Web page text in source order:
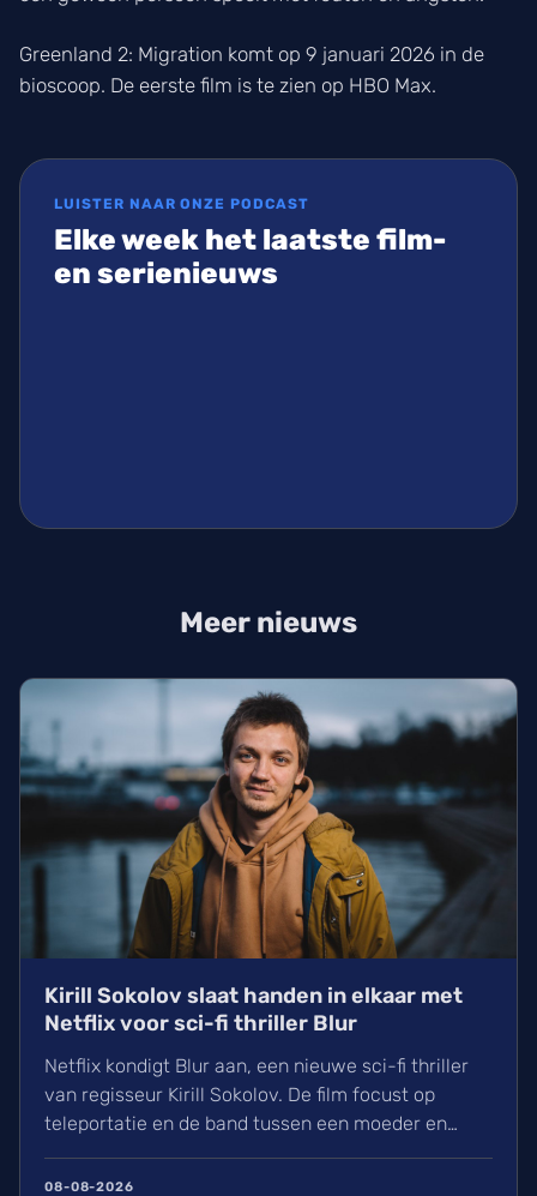
Greenland 2: Migration komt op 9 januari 2026 in de
bioscoop. De eerste film is te zien op HBO Max.
LUISTER NAAR ONZE PODCAST
Elke week het laatste film-
en serienieuws
Meer nieuws
Kirill Sokolov slaat handen in elkaar met
Netflix voor sci-fi thriller Blur
Netflix kondigt Blur aan, een nieuwe sci-fi thriller
van regisseur Kirill Sokolov. De film focust op
teleportatie en de band tussen een moeder en
dochter. Na zijn succes met They Will Kill You werkt
Sokolov nu samen met productiehuis 21 Laps. Wij
08-08-2026